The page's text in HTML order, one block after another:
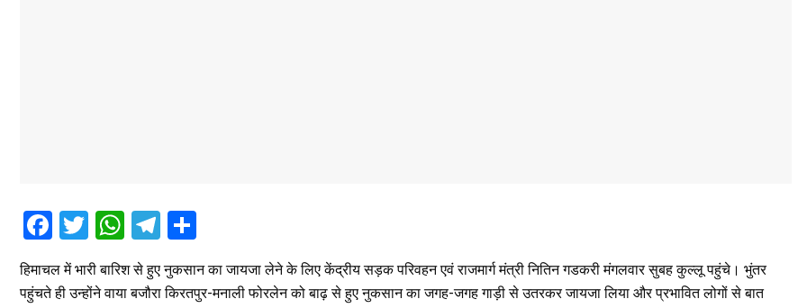
F
a
ce
T
wi
tt
W
h
at
T
e
ar
हिमाचल में भारी बारिश से हुए नुकसान का जायजा लेने के लिए केंद्रीय सड़क परिवहन एवं राजमार्ग मंत्री नितिन गडकरी मंगलवार सुबह कुल्लू पहुंचे। भुंतर
पहुंचते ही उन्होंने वाया बजौरा किरतपुर-मनाली फोरलेन को बाढ़ से हुए नुकसान का जगह-जगह गाड़ी से उतरकर जायजा लिया और प्रभावित लोगों से बात